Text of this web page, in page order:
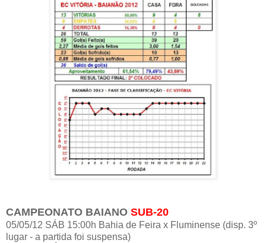
CAMPEONATO BAIANO SUB-20
05/05/12 SÁB 15:00h Bahia de Feira x Fluminense (disp. 3º
lugar - a partida foi suspensa)